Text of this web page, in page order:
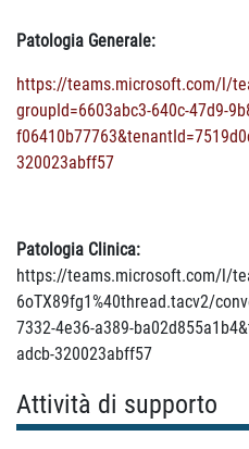
Patologia Generale:
https://teams.microsoft.com/l/
groupId=6603abc3-640c-47d9-
320023abff57
Patologia Clinica:
https://teams.microsoft.com/l/
6oTX89fg1%40thread.tacv2/
7332-4e36-a389-
adcb-320023abff57
Attività di supporto